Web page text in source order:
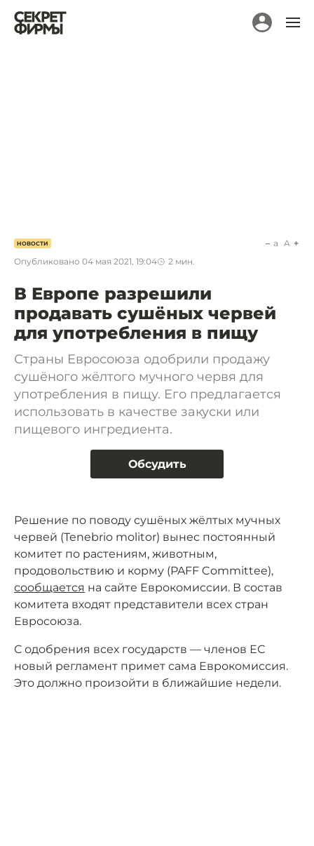
НОВОСТИ
Опубликовано 04 мая 2021, 19:04 2 мин.
a A
В Европе разрешили
продавать сушёных червей
для употребления в пищу
Страны Евросоюза одобрили продажу
сушёного жёлтого мучного червя для
употребления в пищу. Его предлагается
использовать в качестве закуски или
пищевого ингредиента.
Обсудить
Решение по поводу сушёных жёлтых мучных
червей (Tenebrio molitor) вынес постоянный
комитет по растениям, животным,
продовольствию и корму (PAFF Committee),
сообщается на сайте Еврокомиссии. В состав
комитета входят представители всех стран
Евросоюза.
С одобрения всех государств — членов ЕС
новый регламент примет сама Еврокомиссия.
Это должно произойти в ближайшие недели.